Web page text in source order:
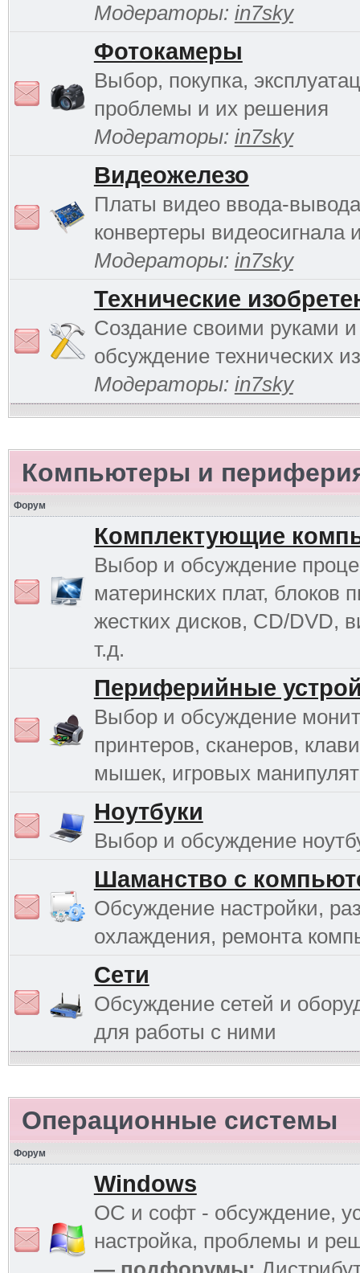
Модераторы: in7sky
Фотокамеры
Выбор, покупка,
проблемы и их решения
Модераторы: in7sky
Видеожелезо
Платы видео ввода-
конвертеры видеосигнала
Модераторы: in7sky
Технические
Создание своими руками и
обсуждение технических
Модераторы: in7sky
Компьютеры и
Форум
Комплектующие
Выбор и обсуждение
материнских плат, блоков
жестких дисков, CD/DVD,
т.д.
Периферийные
Выбор и обсуждение
принтеров, сканеров,
мышек, игровых
Ноутбуки
Выбор и обсуждение
Шаманство с
Обсуждение настройки,
охлаждения, ремонта
Сети
Обсуждение сетей и
для работы с ними
Операционные системы
Форум
Windows
ОС и софт - обсуждение,
настройка, проблемы и